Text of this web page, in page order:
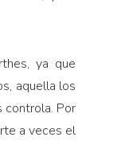
ya que
aquella los
controla. Por
a veces el